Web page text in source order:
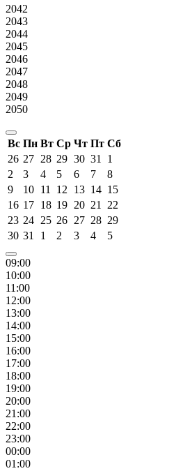
2042
2043
2044
2045
2046
2047
2048
2049
2050
Вс Пн Вт Ср Чт Пт Сб
26 27 28 29 30 31
1
2
3 4 5 6 7
8
9
10 11 12 13 14 15
16 17 18 19 20 21
22
23 24 25 26 27 28 29
30 31 1 2 3 4 5
09:00
10:00
11:00
12:00
13:00
14:00
15:00
16:00
17:00
18:00
19:00
20:00
21:00
22:00
23:00
00:00
01:00